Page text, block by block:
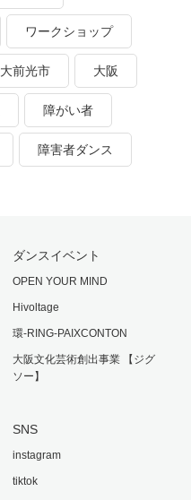
ワークショップ
大前光市 大阪
障がい者
障害者ダンス
ダンスイベント
OPEN YOUR MIND
Hivoltage
環-RING-PAIXCONTON
大阪文化芸術創出事業 【ジグ
ソー】
SNS
instagram
tiktok